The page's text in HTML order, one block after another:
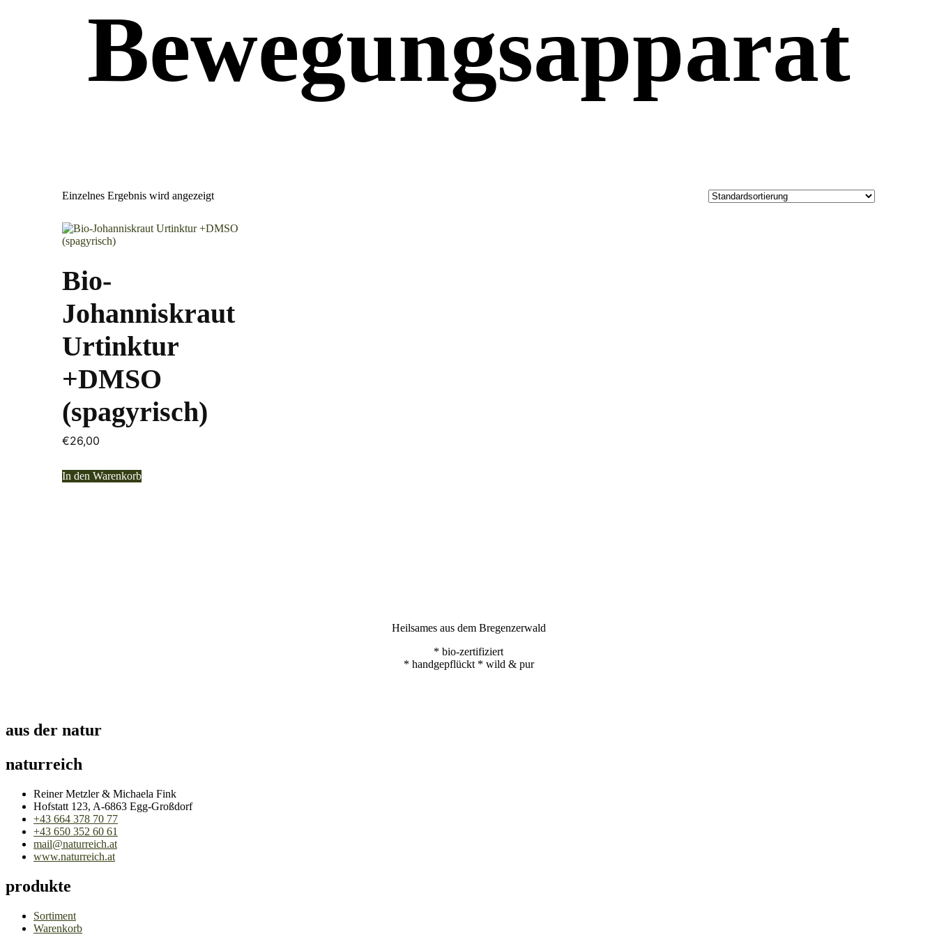
Bewegungsapparat
Einzelnes Ergebnis wird angezeigt
Bio-
Johanniskraut
Urtinktur
+DMSO
(spagyrisch)
€26,00
In den Warenkorb
Heilsames aus dem Bregenzerwald
* bio-zertifiziert
* handgepflückt * wild & pur
aus der natur
naturreich
Reiner Metzler & Michaela Fink
Hofstatt 123, A-6863 Egg-Großdorf
+43 664 378 70 77
+43 650 352 60 61
mail@naturreich.at
www.naturreich.at
produkte
Sortiment
Warenkorb